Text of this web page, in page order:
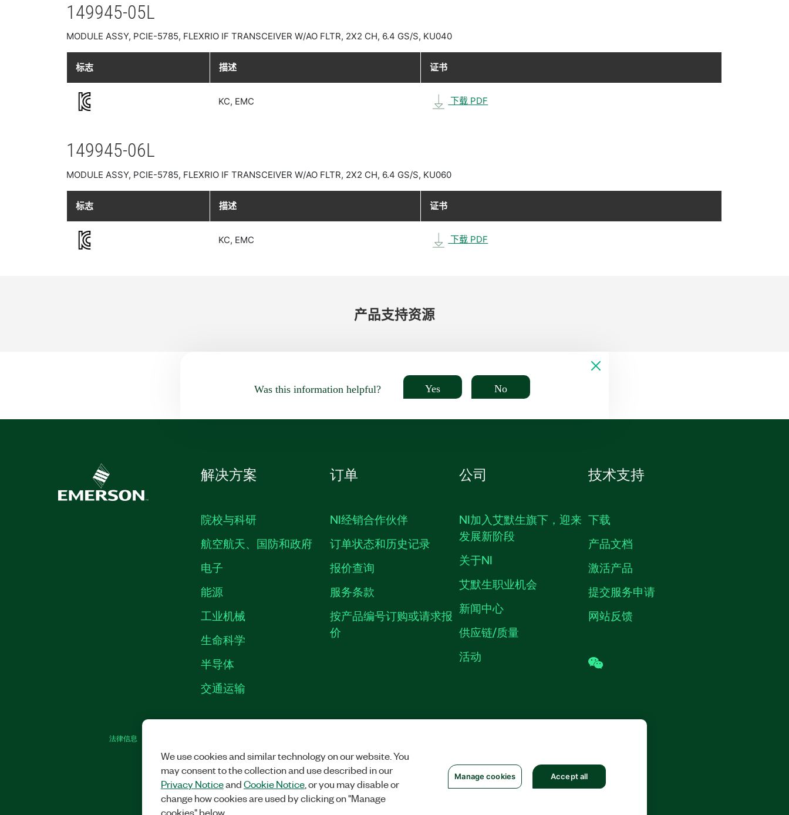
149945-05L
MODULE ASSY, PCIE-5785, FLEXRIO IF TRANSCEIVER W/AO FLTR, 2X2 CH, 6.4 GS/S, KU040
标志 描述 证书
KC, EMC 下载 PDF
149945-06L
MODULE ASSY, PCIE-5785, FLEXRIO IF TRANSCEIVER W/AO FLTR, 2X2 CH, 6.4 GS/S, KU060
标志 描述 证书
KC, EMC 下载 PDF
产品​支持​资源
Was this information helpful? Yes No
解决方案
院校与科研
航空航天、国防和政府
电子
能源
工业机械
生命科学
半导体
交通运输
订单
NI经销合作伙伴
订单状态和历史记录
报价查询
服务条款
按产品编号订购或请求报
价
公司
NI加入艾默生旗下，迎来
发展新阶段
关于NI
艾默生职业机会
新闻中心
供应链/质量
活动
技术支持
下载
产品文档
激活产品
提交服务申请
网站反馈
wechat
法律信息
We use cookies and similar technology on our website. You
may consent to the collection and use described in our
Privacy NoticeandCookie Notice, or you may disable or
change how cookies are used by clicking on "Manage
cookies" below.
Manage cookies Accept all